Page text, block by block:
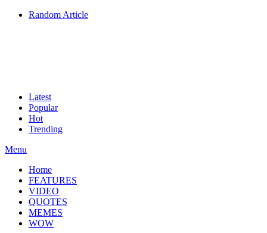
Random Article
Latest
Popular
Hot
Trending
Menu
Home
FEATURES
VIDEO
QUOTES
MEMES
WOW